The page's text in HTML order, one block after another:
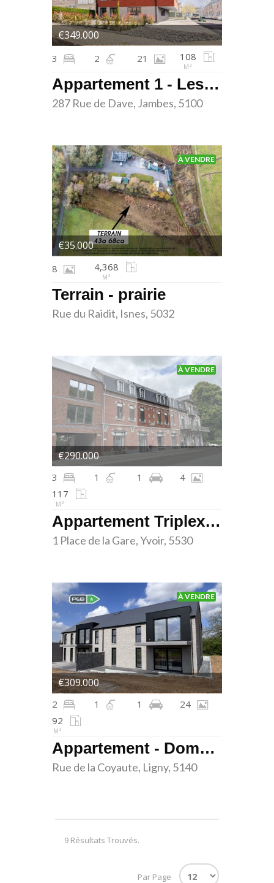
Appartement 1 - Les terrasses de Dave - Jambes
287 Rue de Dave, Jambes, 5100
3 2 21 108
M²
€349.000
À VENDRE
Terrain - prairie
Rue du Raidit, Isnes, 5032
8 4,368
M²
€35.000
À VENDRE
Appartement Triplex - 3 chambres - Yvoir
1 Place de la Gare, Yvoir, 5530
3 1 1
4
117
M²
€290.000
À VENDRE
Appartement - Domaine de la Coyaute - Ligny
Rue de la Coyaute, Ligny, 5140
2 1 1
24
92
M²
€309.000
9 Résultats Trouvés.
Par Page